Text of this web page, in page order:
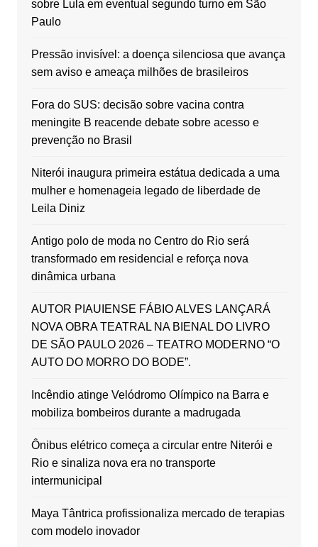
sobre Lula em eventual segundo turno em São
Paulo
Pressão invisível: a doença silenciosa que avança
sem aviso e ameaça milhões de brasileiros
Fora do SUS: decisão sobre vacina contra
meningite B reacende debate sobre acesso e
prevenção no Brasil
Niterói inaugura primeira estátua dedicada a uma
mulher e homenageia legado de liberdade de
Leila Diniz
Antigo polo de moda no Centro do Rio será
transformado em residencial e reforça nova
dinâmica urbana
AUTOR PIAUIENSE FÁBIO ALVES LANÇARÁ
NOVA OBRA TEATRAL NA BIENAL DO LIVRO
DE SÃO PAULO 2026 – TEATRO MODERNO “O
AUTO DO MORRO DO BODE”.
Incêndio atinge Velódromo Olímpico na Barra e
mobiliza bombeiros durante a madrugada
Ônibus elétrico começa a circular entre Niterói e
Rio e sinaliza nova era no transporte
intermunicipal
Maya Tântrica profissionaliza mercado de terapias
com modelo inovador